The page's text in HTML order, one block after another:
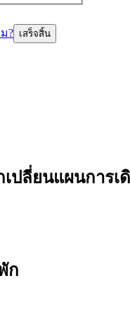
? เสร็จสิ้น
ปลี่ยนแผนการเ
ก